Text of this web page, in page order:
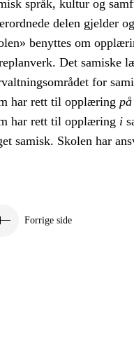
språk, kultur og
delen gjelder
benyttes om
Det samiske
for
har rett til opplæring på
har rett til opplæring i
samisk. Skolen har
Forrige side